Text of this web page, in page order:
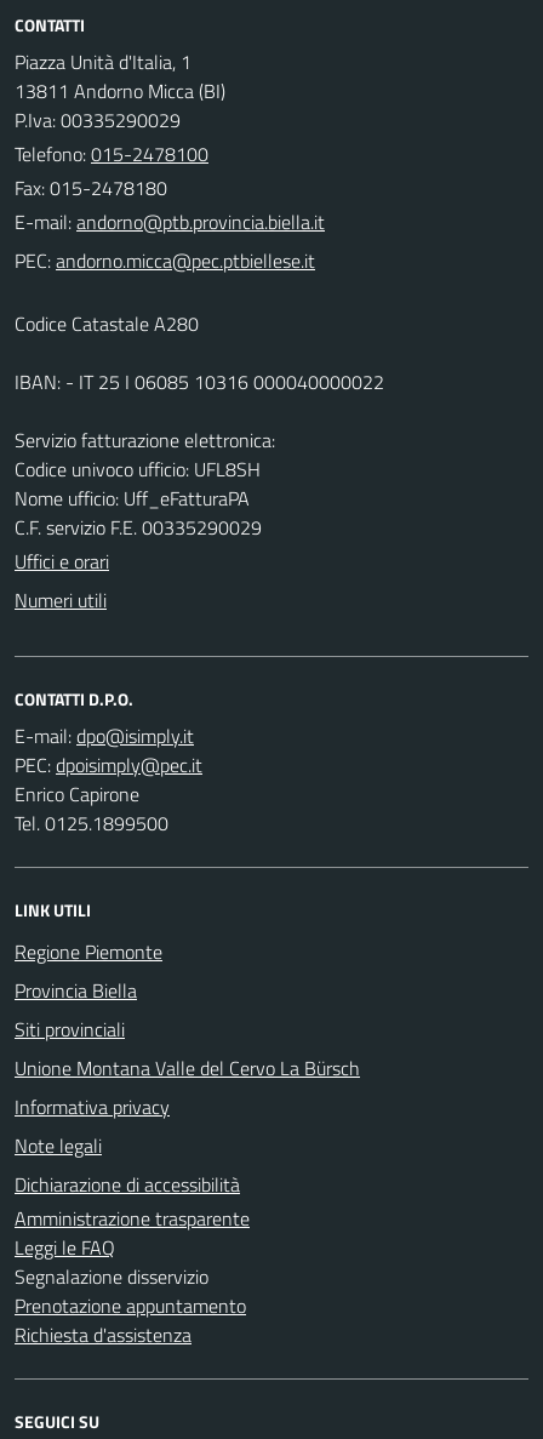
CONTATTI
Piazza Unità d'Italia, 1
13811 Andorno Micca (BI)
P.Iva: 00335290029
Telefono:015-2478100
Fax: 015-2478180
E-mail:
PEC:
Codice Catastale A280
IBAN: - IT 25 I 06085 10316 000040000022
Servizio fatturazione elettronica:
Codice univoco ufficio: UFL8SH
Nome ufficio: Uff_eFatturaPA
C.F. servizio F.E. 00335290029
Uffici e orari
Numeri utili
CONTATTI D.P.O.
E-mail:
PEC:
Enrico Capirone
Tel. 0125.1899500
LINK UTILI
Regione Piemonte
Provincia Biella
Siti provinciali
Unione Montana Valle del Cervo La Bürsch
Informativa privacy
Note legali
Dichiarazione di accessibilità
Amministrazione trasparente
Leggi le FAQ
Segnalazione disservizio
Prenotazione appuntamento
Richiesta d'assistenza
SEGUICI SU